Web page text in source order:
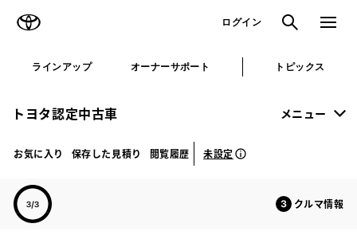
ログイン 検索 メニュ
ラインアップ オーナーサポート トピックス
トヨタ認定中古車 メニュー
お気に入り 保存した見積り 閲覧履歴 未設定
クルマ情報